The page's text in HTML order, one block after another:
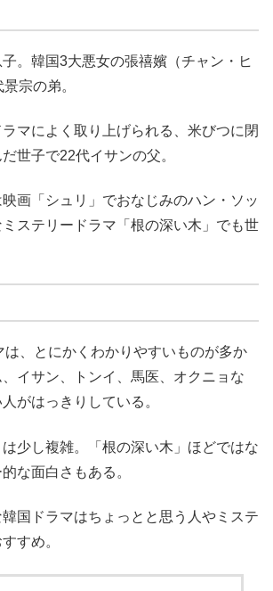
。韓国3大悪女の張禧嬪（チャン・ヒ
宗の弟。
マによく取り上げられる、米びつに閉
世子で22代イサンの父。
画「シュリ」でおなじみのハン・ソッ
ステリードラマ「根の深い木」でも世
は、とにかくわかりやすいものが多か
イサン、トンイ、馬医、オクニョな
がはっきりしている。
少し複雑。「根の深い木」ほどではな
な面白さもある。
国ドラマはちょっとと思う人やミステ
すめ。